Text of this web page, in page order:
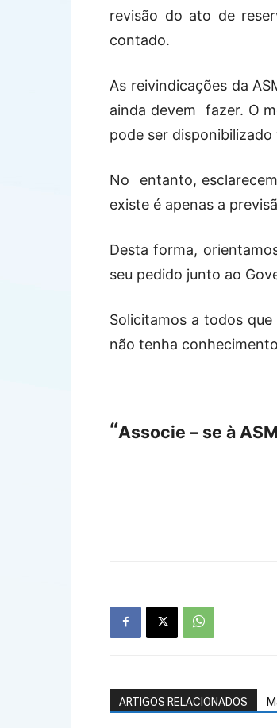
revisão do ato de
contado.
As reivindicações da
ainda devem fazer. O
pode ser
No entanto,
existe é apenas a
Desta forma,
seu pedido junto ao
Solicitamos a todos
não tenha
“Associe – se à
ARTIGOS RELACIONADOS